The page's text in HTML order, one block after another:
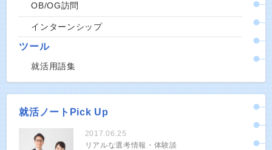
OB/OG訪問
インターンシップ
ツール
就活用語集
就活ノートPick Up
2017.06.25
リアルな選考情報・体験談